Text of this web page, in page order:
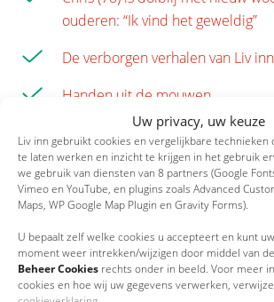
Uw privacy, uw keuze
Liv inn gebruikt cookies en vergelijkbare technieken
te laten werken en inzicht te krijgen in het gebruik
we gebruik van diensten van 8 partners (Google
Vimeo en YouTube, en plugins zoals Advanced
Maps, WP Google Map Plugin en Gravity Forms).
U bepaalt zelf welke cookies u accepteert en kunt
moment weer intrekken/wijzigen door middel van
Beheer Cookies rechts onder in beeld. Voor meer
cookies en hoe wij uw gegevens verwerken,
ouderen: “Ik vind het geweldig”
De verborgen verhalen van Liv
Handen uit de mouwen
Inspirerende podcast vanuit en
Hilversum
Internationale delegatie bezoekt
oud worden’
Internationale media aandacht
Euronews)